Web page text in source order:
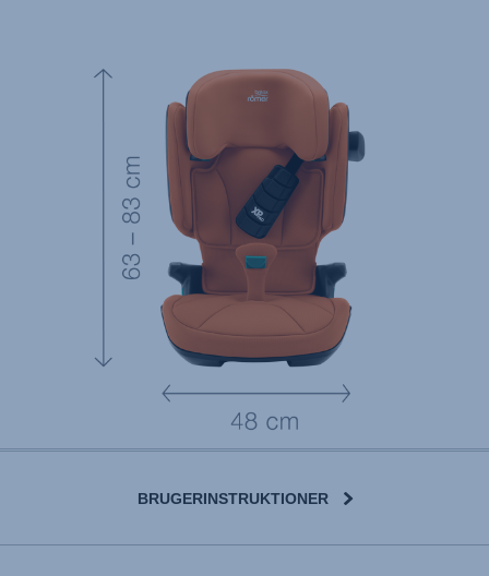
BRUGERINSTRUKTIONER